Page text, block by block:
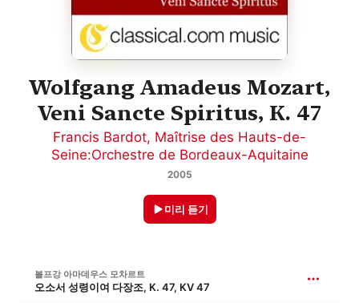
Wolfgang Amadeus Mozart,
Veni Sancte Spiritus, K. 47
Francis Bardot, Maîtrise des Hauts-de-
Seine:Orchestre de Bordeaux-Aquitaine
2005
미리 듣기
볼프강 아마데우스 모차르트
오소서 성령이여 다장조, K. 47, KV 47